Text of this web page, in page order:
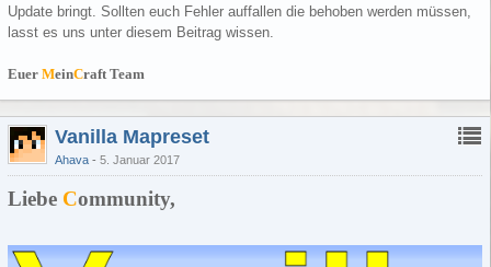
Update bringt. Sollten euch Fehler auffallen die behoben werden müssen,
lasst es uns unter diesem Beitrag wissen.
Euer MeinCraft Team
Vanilla Mapreset
Ahava 5. Januar 2017
Liebe Community,